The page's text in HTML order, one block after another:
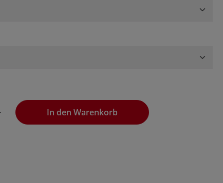
Wert ein oder benutze die Schaltflächen, um
In den Warenkorb